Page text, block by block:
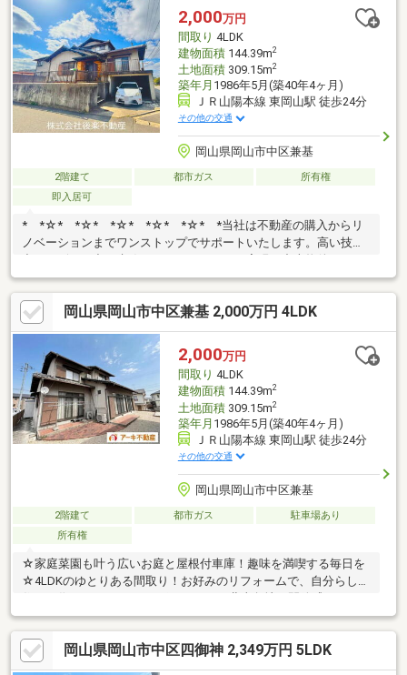
ビニ等の利便施設有！・通勤・通学に便利なバス停『益野中』ま
で徒歩6分！ ＼ネットで簡単見学予約！／【見学予約する】よ
り、お好きなタイミングでご予約いただけます
2,000万円
間取り 4LDK
建物面積144.39m2
土地面積309.15m2
築年月 1986年5月(築40年4ヶ月)
ＪＲ山陽本線 東岡山駅 徒歩24分
その他の交通
岡山県岡山市中区兼基
2階建て 都市ガス
所有権
即入居可
* *☆* *☆* *☆* *☆* *☆* *当社は不動産の購入からリ
ノベーションまでワンストップでサポートいたします。高い技術
ベ・リフォームで蘇らせます。物件購入費用とリノベ工事費用を
一緒にローンで組む提案も可能です。3Dモデリングでリフォーム
の完成予想図を立体的に表現。購入・買い替え・購入+リノベー
ションなど、お気軽にご相談ください！お問い合わせは【086-
250-9005】または資料請求・来場予約ボタンか
ら。 * *☆* *☆* *☆*
*☆* *☆* *
岡山県岡山市中区兼基 2,000万円 4LDK
2,000万円
間取り 4LDK
建物面積144.39m2
土地面積309.15m2
築年月 1986年5月(築40年4ヶ月)
ＪＲ山陽本線 東岡山駅 徒歩24分
その他の交通
岡山県岡山市中区兼基
2階建て 都市ガス
駐車場あり
所有権
☆家庭菜園も叶う広いお庭と屋根付車庫！趣味を満喫する毎日を
☆4LDKのゆとりある間取り！お好みのリフォームで、自分らしい
周囲の視線を気にせず過ごせる好立地・【即引渡可】 購入後すぐ
にリフォームや入居の準備が可能です！～周辺環境～・【幡多
小・竜操中エリア！】 小学校まで徒歩14分！・【毎日のお買い物
が快適な立地！】 スーパー『ティオ東岡山店』まで徒歩8分・
岡山県岡山市中区四御神 2,349万円 5LDK